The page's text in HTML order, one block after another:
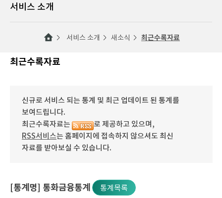
서비스 소개
서비스 소개 새소식 최근수록자료
최근수록자료
신규로 서비스 되는 통계 및 최근 업데이트 된 통계를
보여드립니다.
최근수록자료는
로 제공하고 있으며,
RSS서비스는 홈페이지에 접속하지 않으셔도 최신
자료를 받아보실 수 있습니다.
[통계명] 통화금융통계 통계목록